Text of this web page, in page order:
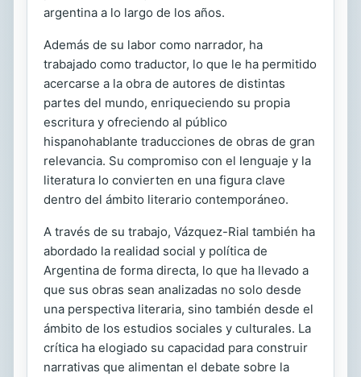
argentina a lo largo de los años.
Además de su labor como narrador, ha
trabajado como traductor, lo que le ha permitido
acercarse a la obra de autores de distintas
partes del mundo, enriqueciendo su propia
escritura y ofreciendo al público
hispanohablante traducciones de obras de gran
relevancia. Su compromiso con el lenguaje y la
literatura lo convierten en una figura clave
dentro del ámbito literario contemporáneo.
A través de su trabajo, Vázquez-Rial también ha
abordado la realidad social y política de
Argentina de forma directa, lo que ha llevado a
que sus obras sean analizadas no solo desde
una perspectiva literaria, sino también desde el
ámbito de los estudios sociales y culturales. La
crítica ha elogiado su capacidad para construir
narrativas que alimentan el debate sobre la